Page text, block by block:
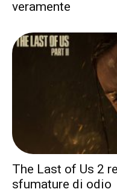
veramente
The Last of Us 2
sfumature di odio